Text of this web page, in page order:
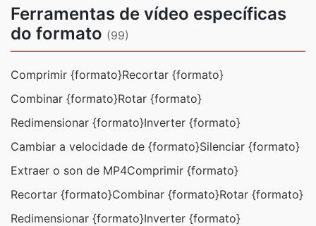
Ferramentas de vídeo específicas
do formato (99)
Comprimir {formato}Recortar {formato}
Combinar {formato}Rotar {formato}
Redimensionar {formato}Inverter {formato}
Cambiar a velocidade de {formato}Silenciar {formato}
Extraer o son de MP4Comprimir {formato}
Recortar {formato}Combinar {formato}Rotar {formato}
Redimensionar {formato}Inverter {formato}